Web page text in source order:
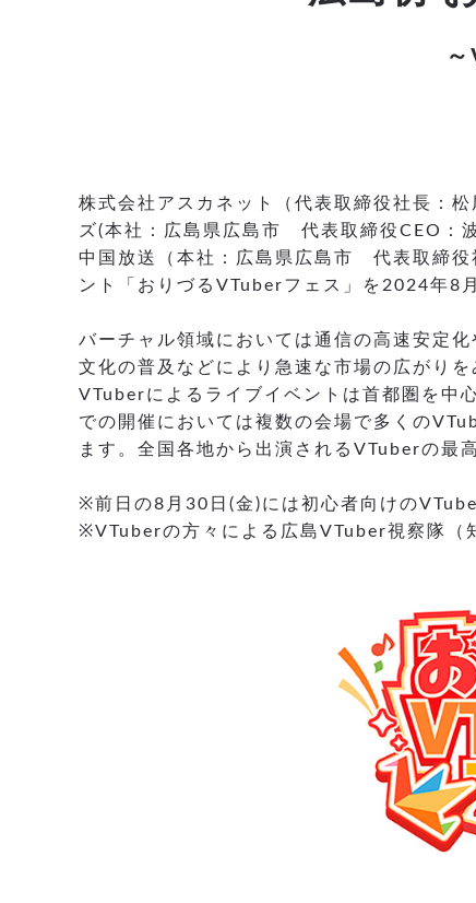
株式会社アスカネット（代表取締役社長：
ズ(本社：広島県広島市 代表取締役CEO：
中国放送（本社：広島県広島市 代表取締役
ント「おりづるVTuberフェス」を2024年
バーチャル領域においては通信の高速安定
文化の普及などにより急速な市場の広がりを
VTuberによるライブイベントは首都圏を中
での開催においては複数の会場で多くの
ます。全国各地から出演されるVTuberの最
※前日の8月30日(金)には初心者向けの
※VTuberの方々による広島VTuber視察隊（